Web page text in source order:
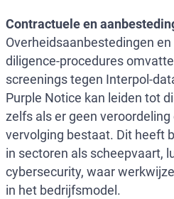
Contractuele en
Overheidsaanbestedingen
diligence-procedures
screenings tegen Interpol-
Purple Notice kan leiden tot
zelfs als er geen veroordeling
vervolging bestaat. Dit heeft
in sectoren als scheepvaart,
cybersecurity, waar
in het bedrijfsmodel.